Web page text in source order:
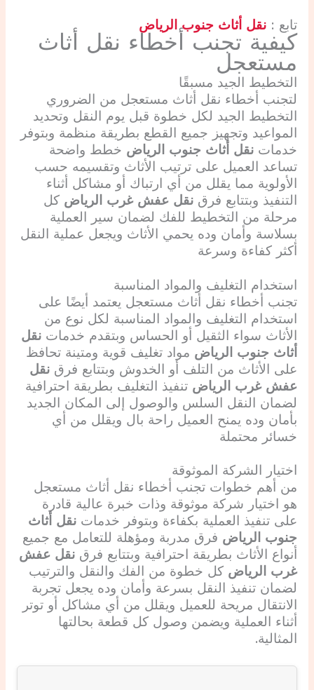
تابع : نقل أثاث جنوب الرياض
كيفية تجنب أخطاء نقل أثاث
مستعجل
التخطيط الجيد مسبقًا
لتجنب أخطاء نقل أثاث مستعجل من الضروري
التخطيط الجيد لكل خطوة قبل يوم النقل وتحديد
المواعيد وتجهيز جميع القطع بطريقة منظمة وبتوفر
خدمات نقل أثاث جنوب الرياض خطط واضحة
تساعد العميل على ترتيب الأثاث وتقسيمه حسب
الأولوية مما يقلل من أي ارتباك أو مشاكل أثناء
التنفيذ وبتتابع فرق نقل عفش غرب الرياض كل
مرحلة من التخطيط للفك لضمان سير العملية
بسلاسة وأمان وده يحمي الأثاث ويجعل عملية النقل
أكثر كفاءة وسرعة
استخدام التغليف والمواد المناسبة
تجنب أخطاء نقل أثاث مستعجل يعتمد أيضًا على
استخدام التغليف والمواد المناسبة لكل نوع من
الأثاث سواء الثقيل أو الحساس وبتقدم خدمات نقل
أثاث جنوب الرياض مواد تغليف قوية ومتينة تحافظ
على الأثاث من التلف أو الخدوش وبتتابع فرق نقل
عفش غرب الرياض تنفيذ التغليف بطريقة احترافية
لضمان النقل السلس والوصول إلى المكان الجديد
بأمان وده يمنح العميل راحة بال ويقلل من أي
خسائر محتملة
اختيار الشركة الموثوقة
من أهم خطوات تجنب أخطاء نقل أثاث مستعجل
هو اختيار شركة موثوقة وذات خبرة عالية قادرة
على تنفيذ العملية بكفاءة وبتوفر خدمات نقل أثاث
جنوب الرياض فرق مدربة ومؤهلة للتعامل مع جميع
أنواع الأثاث بطريقة احترافية وبتتابع فرق نقل عفش
غرب الرياض كل خطوة من الفك والنقل والترتيب
لضمان تنفيذ النقل بسرعة وأمان وده يجعل تجربة
الانتقال مريحة للعميل ويقلل من أي مشاكل أو توتر
أثناء العملية ويضمن وصول كل قطعة بحالتها
المثالية.